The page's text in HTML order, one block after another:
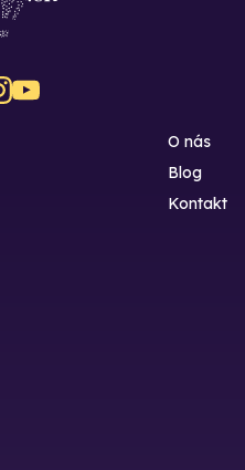
O nás
Blog
Kontakt